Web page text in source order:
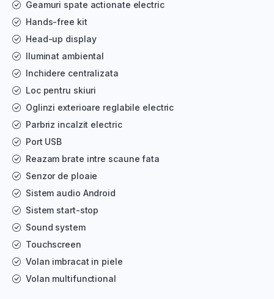
Geamuri spate actionate electric
Hands-free kit
Head-up display
Iluminat ambiental
Inchidere centralizata
Loc pentru skiuri
Oglinzi exterioare reglabile electric
Parbriz incalzit electric
Port USB
Reazam brate intre scaune fata
Senzor de ploaie
Sistem audio Android
Sistem start-stop
Sound system
Touchscreen
Volan imbracat in piele
Volan multifunctional